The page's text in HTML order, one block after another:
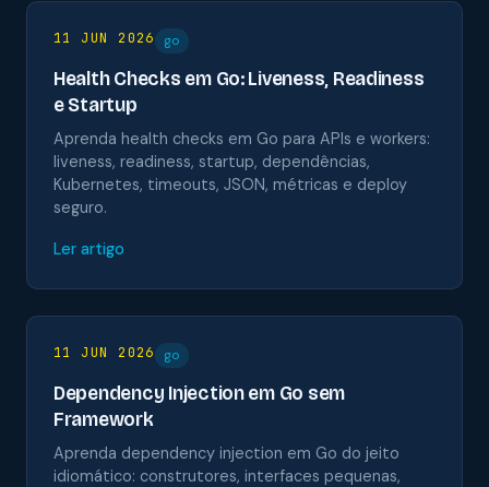
11 JUN 2026 go
Health Checks em Go: Liveness, Readiness
e Startup
Aprenda health checks em Go para APIs e workers:
liveness, readiness, startup, dependências,
Kubernetes, timeouts, JSON, métricas e deploy
seguro.
Ler artigo
11 JUN 2026 go
Dependency Injection em Go sem
Framework
Aprenda dependency injection em Go do jeito
idiomático: construtores, interfaces pequenas,